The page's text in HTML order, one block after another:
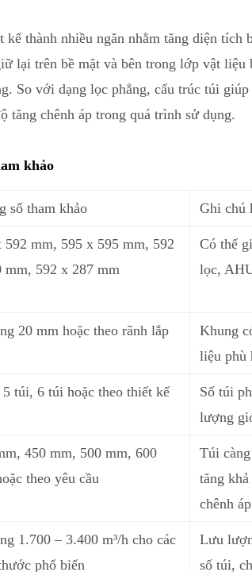
kế thành nhiều ngăn nhằm tăng diện
lại trên bề mặt và bên trong lớp vật
So với dạng lọc phẳng, cấu trúc túi
tăng chênh áp trong quá trình sử dụng.
khảo
số tham khảo Ghi chú
592 mm, 595 x 595 mm, 592
mm, 592 x 287 mm
Có thể
lọc,
20 mm hoặc theo rãnh lắp
Khung
liệu phù
túi, 6 túi hoặc theo thiết kế Số túi
lượng
, 450 mm, 500 mm, 600
theo yêu cầu
Túi
tăng
chênh
1.700 – 3.400 m³/h cho các
phổ biến
Lưu
số túi, ch